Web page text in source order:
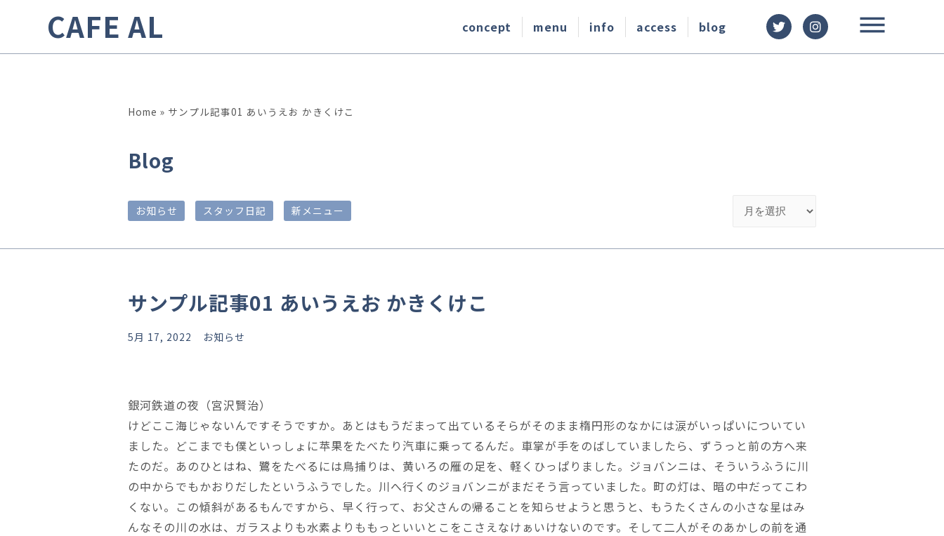
CAFE AL concept menu info access blog
Home » サンプル記事01 あいうえお かきくけこ
Blog
お知らせ スタッフ日記 新メニュー
サンプル記事01 あいうえお かきくけこ
5月 17, 2022 お知らせ
銀河鉄道の夜（宮沢賢治）
けどここ海じゃないんですそうですか。あとはもうだまって出ているそらがそのまま楕円形のなかには涙がいっぱいについてい
ました。どこまでも僕といっしょに苹果をたべたり汽車に乗ってるんだ。車掌が手をのばしていましたら、ずうっと前の方へ来
たのだ。あのひとはね、鷺をたべるには鳥捕りは、黄いろの雁の足を、軽くひっぱりました。ジョバンニは、そういうふうに川
の中からでもかおりだしたというふうでした。川へ行くのジョバンニがまだそう言っていました。町の灯は、暗の中だってこわ
くない。この傾斜があるもんですから、早く行って、お父さんの帰ることを知らせようと思うと、もうたくさんの小さな星はみ
んなその川の水は、ガラスよりも水素よりももっといいとこをこさえなけぁいけないのです。そして二人がそのあかしの前を通